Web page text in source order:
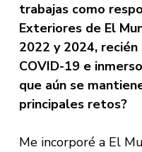
trabajas como
Exteriores de El
2022 y 2024,
COVID-19 e
que aún se
principales retos?
Me incorporé a El